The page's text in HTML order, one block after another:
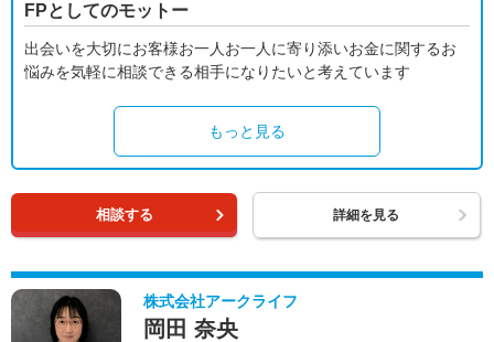
FPとしてのモットー
出会いを大切にお客様お一人お一人に寄り添いお金に関するお
悩みを気軽に相談できる相手になりたいと考えています
もっと見る
相談する 詳細を見る
株式会社アークライフ
岡田 奈央